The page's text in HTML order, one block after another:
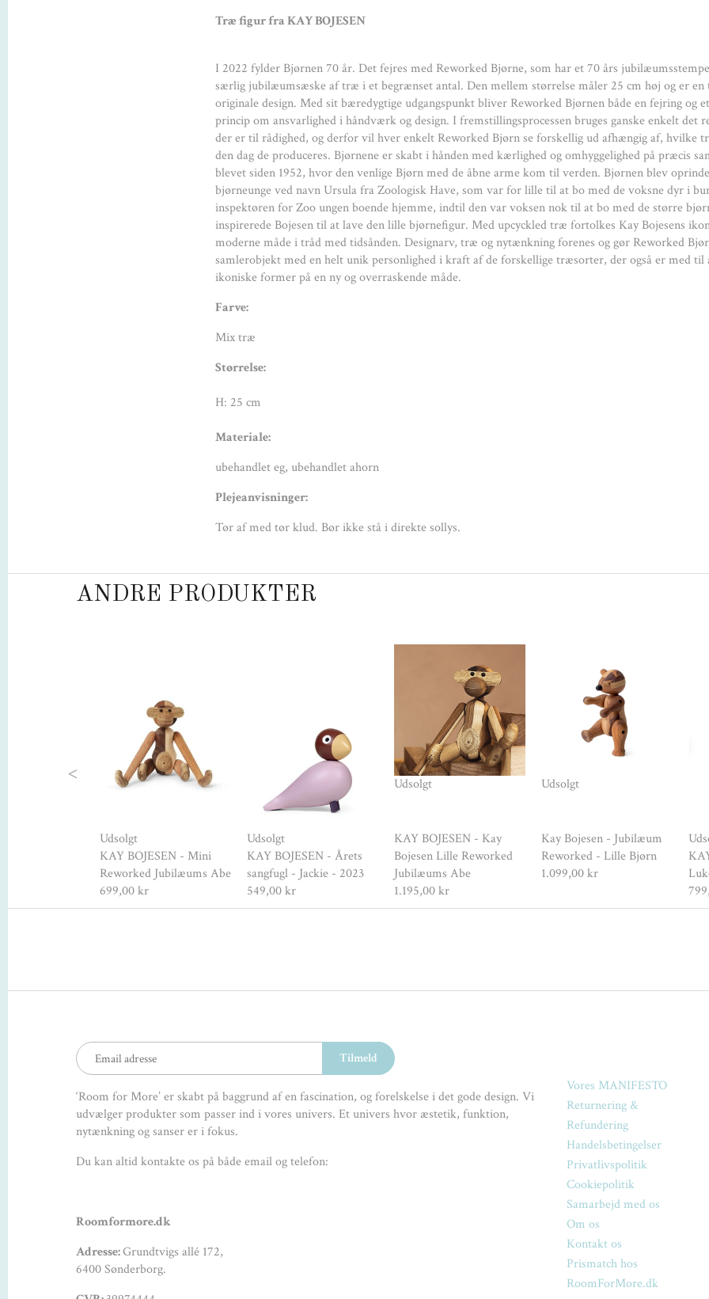
fremhæve Bjørnens
Træ figur fra KAY BOJESEN
I 2022 fylder Bjørnen 70 år. Det fejres med Reworked Bjørne, som har et 70 års
særlig jubilæumsæske af træ i et begrænset antal. Den mellem størrelse måler 25 cm høj og er en
originale design. Med sit bæredygtige udgangspunkt bliver Reworked Bjørnen både en fejring og
princip om ansvarlighed i håndværk og design. I fremstillingsprocessen bruges ganske enkelt
der er til rådighed, og derfor vil hver enkelt Reworked Bjørn se forskellig ud afhængig af, hvilke
den dag de produceres. Bjørnene er skabt i hånden med kærlighed og omhyggelighed på præcis
blevet siden 1952, hvor den venlige Bjørn med de åbne arme kom til verden. Bjørnen blev
bjørneunge ved navn Ursula fra Zoologisk Have, som var for lille til at bo med de voksne dyr i
inspektøren for Zoo ungen boende hjemme, indtil den var voksen nok til at bo med de større
inspirerede Bojesen til at lave den lille bjørnefigur. Med upcyckled træ fortolkes Kay Bojesens
moderne måde i tråd med tidsånden. Designarv, træ og nytænkning forenes og gør Reworked
samlerobjekt med en helt unik personlighed i kraft af de forskellige træsorter, der også er med
ikoniske former på en ny og overraskende måde.
Farve:
Mix træ
Størrelse:
H: 25 cm
Materiale:
ubehandlet eg, ubehandlet ahorn
Plejeanvisninger:
Tør af med tør klud. Bør ikke stå i direkte sollys.
ANDRE PRODUKTER
Previous
Udsolgt
KAY BOJESEN - Mini
Reworked Jubilæums Abe
699,00 kr
Udsolgt
KAY BOJESEN - Årets
sangfugl - Jackie - 2023
549,00 kr
Udsolgt
KAY BOJESEN - Kay
Bojesen Lille Reworked
Jubilæums Abe
1.195,00 kr
Udsolgt
Kay Bojesen - Jubilæum
Reworked - Lille Bjørn
1.099,00 kr
‘Room for More’ er skabt på baggrund af en fascination, og forelskelse i det gode design. Vi
udvælger produkter som passer ind i vores univers. Et univers hvor æstetik, funktion,
nytænkning og sanser er i fokus.
Du kan altid kontakte os på både email og telefon:
Roomformore.dk
Adresse:Grundtvigs allé 172,
6400 Sønderborg.
Vores MANIFESTO
Returnering &
Refundering
Handelsbetingelser
Privatlivspolitik
Cookiepolitik
Samarbejd med os
Om os
Kontakt os
Prismatch hos
RoomForMore.dk